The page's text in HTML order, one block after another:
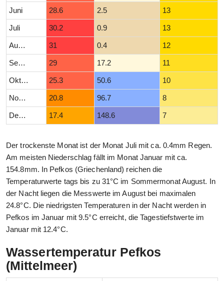
Juni 28.6 2.5 13
Juli 30.2 0.9 13
August 31 0.4 12
September 29 17.2 11
Oktober 25.3 50.6 10
November 20.8 96.7 8
Dezember 17.4 148.6 7
Der trockenste Monat ist der Monat Juli mit ca. 0.4mm Regen.
Am meisten Niederschlag fällt im Monat Januar mit ca.
154.8mm. In Pefkos (Griechenland) reichen die
Temperaturwerte tags bis zu 31°C im Sommermonat August. In
der Nacht liegen die Messwerte im August bei maximalen
24.8°C. Die niedrigsten Temperaturen in der Nacht werden in
Pefkos im Januar mit 9.5°C erreicht, die Tagestiefstwerte im
Januar mit 12.4°C.
Wassertemperatur Pefkos
(Mittelmeer)